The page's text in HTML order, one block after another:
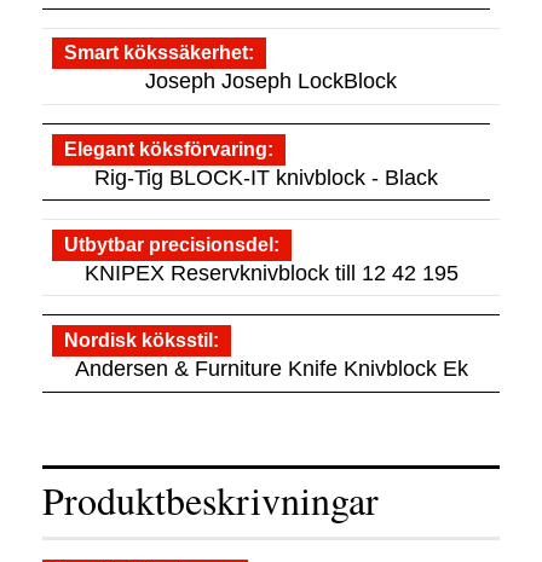
Smart kökssäkerhet
Joseph Joseph LockBlock
Elegant köksförvaring
Rig-Tig BLOCK-IT knivblock - Black
Utbytbar precisionsdel
KNIPEX Reservknivblock till 12 42 195
Nordisk köksstil
Andersen & Furniture Knife Knivblock Ek
Produktbeskrivningar